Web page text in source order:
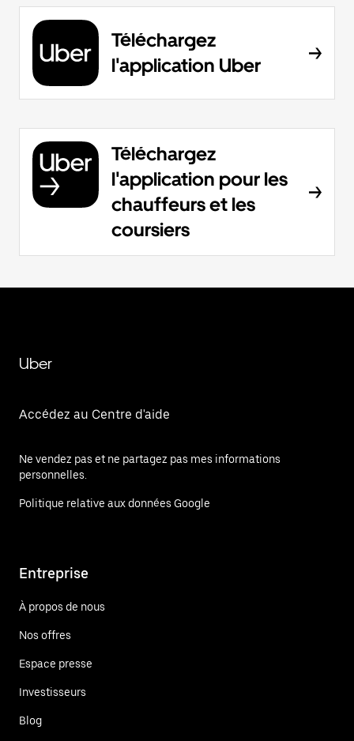
Téléchargez
l'application Uber
Téléchargez
l'application pour les
chauffeurs et les
coursiers
Uber
Accédez au Centre d'aide
Ne vendez pas et ne partagez pas mes informations
personnelles.
Politique relative aux données Google
Entreprise
À propos de nous
Nos offres
Espace presse
Investisseurs
Blog